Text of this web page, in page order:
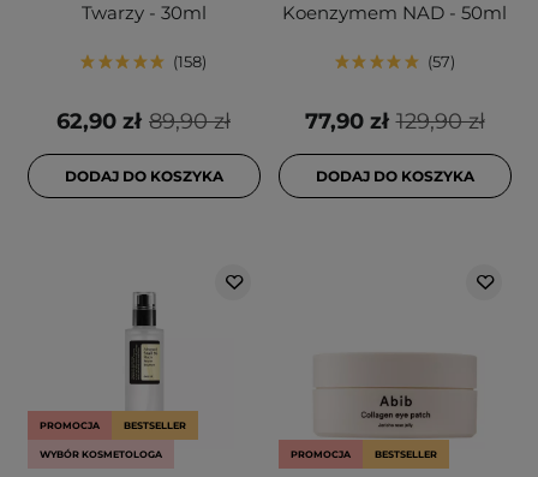
Twarzy - 30ml
158
89,90 zł
62,90 zł
DODAJ DO KOSZYKA
Koenzymem NAD - 50ml
57
129,90 zł
77,90 zł
DODAJ DO KOSZYKA
PROMOCJA BESTSELLER
WYBÓR KOSMETOLOGA PROMOCJA BESTSELLER